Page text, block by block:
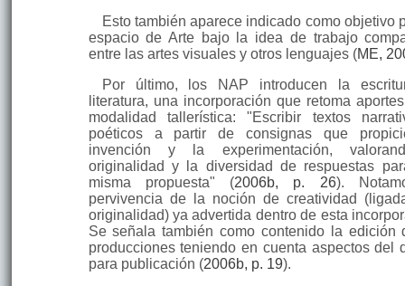
Esto también aparece indicado como objetivo
espacio de Arte bajo la idea de trabajo
entre las artes visuales y otros lenguajes (ME,
Por último, los NAP introducen la
literatura, una incorporación que retoma
modalidad tallerística: "Escribir textos
poéticos a partir de consignas que
invención y la experimentación,
originalidad y la diversidad de respuestas
misma propuesta" (2006b, p. 26).
pervivencia de la noción de creatividad
originalidad) ya advertida dentro de esta
Se señala también como contenido la edición
producciones teniendo en cuenta aspectos del
para publicación (2006b, p. 19).